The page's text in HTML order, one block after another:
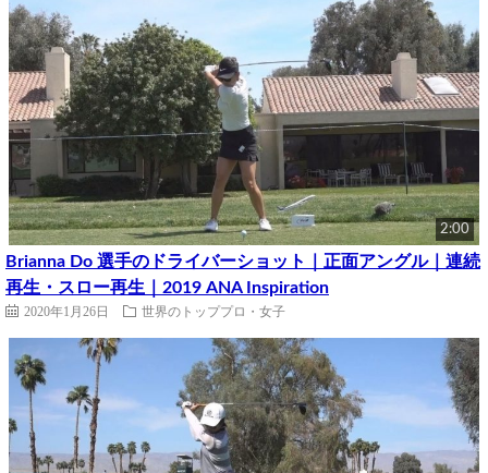
2:00
Brianna Do 選手のドライバーショット｜正面アングル｜連続
再生・スロー再生｜2019 ANA Inspiration
2020年1月26日 世界のトッププロ・女子